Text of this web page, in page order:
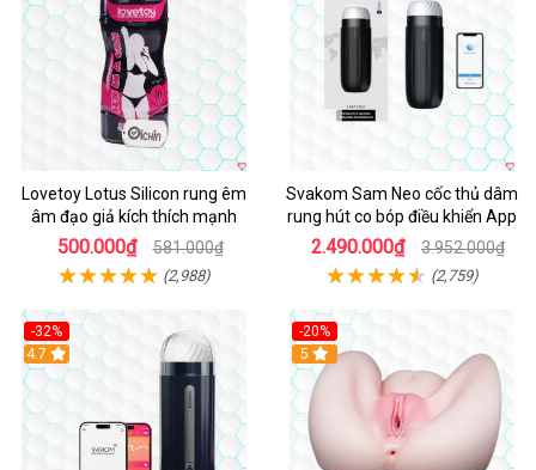
Lovetoy Lotus Silicon rung êm
âm đạo giả kích thích mạnh
500.000₫ 581.000₫
(2,988)
Svakom Sam Neo cốc thủ dâm
rung hút co bóp điều khiển App
2.490.000₫ 3.952.000₫
(2,759)
-32%
Hot
4.7
-20%
Hot
5